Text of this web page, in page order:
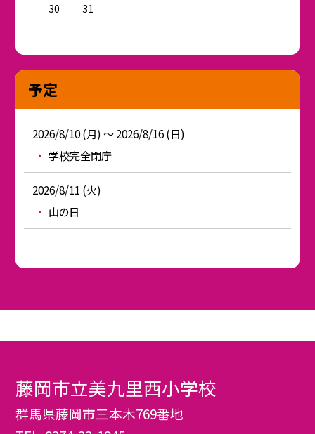
30
31
予定
2026/8/10 (月) ～ 2026/8/16 (日)
学校完全閉庁
2026/8/11 (火)
山の日
藤岡市立美九里西小学校
群馬県藤岡市三本木769番地